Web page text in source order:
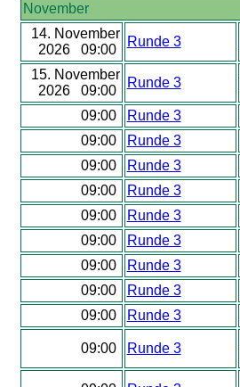
November
14. November
2026 09:00
Runde 3
15. November
2026 09:00
Runde 3
09:00 Runde 3
09:00
Runde 3
09:00
Runde 3
09:00
Runde 3
09:00
Runde 3
09:00
Runde 3
09:00
Runde 3
09:00
Runde 3
09:00
Runde 3
09:00 Runde 3